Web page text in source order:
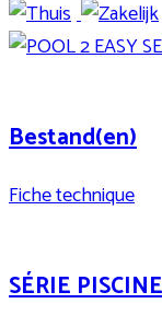
Bestand(en)
Fiche technique
SÉRIE